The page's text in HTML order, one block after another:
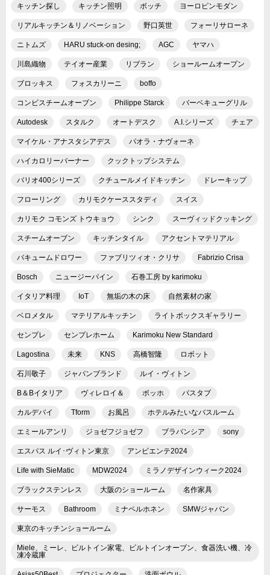
キッチン探し キッチン照明 ボッチ ヨーロピンモダン
リアルキッチン＆リノベーション 野口英世 フォーリサローネ
ニトムズ HARU stuck-on desing; AGC ヤマハ
川島織物 テイオー産業 リブラン ショールームオープン
ブロッキス フォスカリーニ boffo
コンビスチームオーブン Philippe Starck バーベキューグリル
Autodesk スタルク オートデスク A.I.シリーズ チェア
マイケル・アナスタシアデス パオラ・ナヴォーネ
ハイカロリーバーナー クックトップシステム
バリオ400シリーズ クチュールメイドキッチン ドレーキップ
フローリング カリモクケーススタディ スイス
カリモク コモンズ トウキョウ シンク スーヴィッドクッキング
スチームオーブン キッチンタイル アクセントマテリアル
バキュームドロワー ファブリツィオ・クリサ Fabrizio Crisa
Bosch ニュージーパイン 石巻工房 by karimoku
イタリア料理 IoT 無垢の木の床 自然素材の家
ベロメタル マテリアルキッチン ライトボックスギャラリー
センプレ センプレホーム Karimoku New Standard
Lagostina 未来 KNS 高橋智隆 ロボット
石川敬子 ジャパンブランド ルイ・ヴィトン
B＆Bイタリア ヴィレロイ＆ ボッホ バスタブ
カルデバイ Tform お風呂 ホテルみたいなバスルーム
エミールアンリ ジョゼフジョゼフ ブラバンシア sony
エスパス ルイ･ヴィトン東京 アンビエンテ2024
Life with SieMatic MDW2024 ミラノデザインウィーク2024
ブラックステンレス 大阪のショールーム 名作家具
サーモス Bathroom ミナペルホネン SMWジャパン
東京のキッチンショールーム
Miele、ミーレ、ビルトイン家電、ビルトインオーブン、食器洗い機、冷
凍冷蔵庫